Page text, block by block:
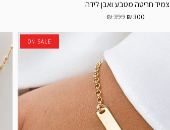
צמיד חריטה מטבע ואבן לידה
300 ₪
399 ₪
ON SALE